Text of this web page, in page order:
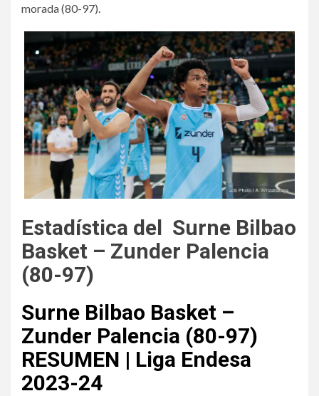
morada (80-97).
Estadística del Surne Bilbao
Basket – Zunder Palencia
(80-97)
Surne Bilbao Basket –
Zunder Palencia (80-97)
RESUMEN | Liga Endesa
2023-24